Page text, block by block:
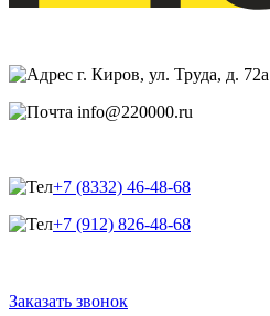
г. Киров, ул. Труда, д. 72а
info@220000.ru
+7 (8332) 46-48-68
+7 (912) 826-48-68
Заказать звонок